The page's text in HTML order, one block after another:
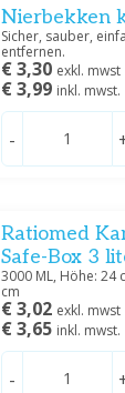
Nierbekken
Sicher, sauber,
entfernen.
€ 3,30 exkl. mwst
€ 3,99 inkl. mwst.
-
Ratiomed
Safe-Box 3
3000 ML, Höhe: 24
cm
€ 3,02 exkl. mwst
€ 3,65 inkl. mwst.
-